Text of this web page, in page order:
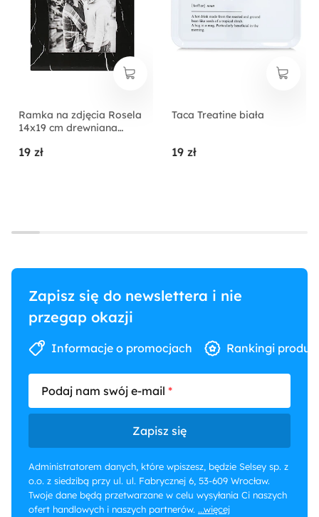
Ramka na zdjęcia Rosela
14x19 cm drewniana
19 zł
Taca Treatine biała
19 zł
Zapisz się do newslettera i nie
przegap okazji
Informacje o promocjach Rankingi
Podaj nam swój e-mail
Zapisz się
Administratorem danych, które wpiszesz, będzie Selsey sp. z
o.o. z siedzibą przy ul. ul. Fabrycznej 6, 53-609 Wrocław.
Twoje dane będą przetwarzane w celu wysyłania Ci naszych
ofert handlowych i naszych partnerów. ...więcej